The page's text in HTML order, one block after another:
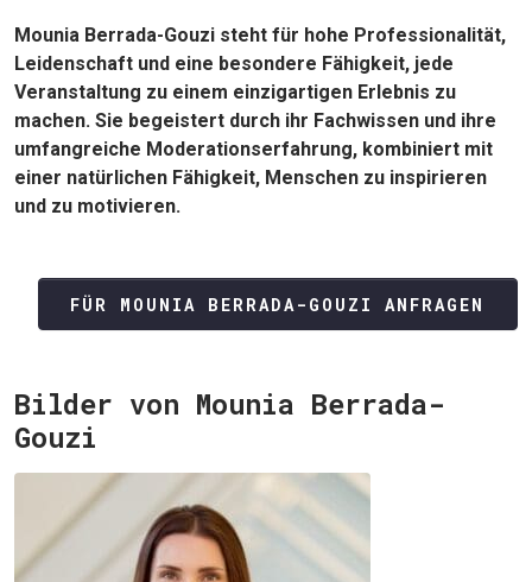
Mounia Berrada-Gouzi steht für hohe Professionalität,
Leidenschaft und eine besondere Fähigkeit, jede
Veranstaltung zu einem einzigartigen Erlebnis zu
machen. Sie begeistert durch ihr Fachwissen und ihre
umfangreiche Moderationserfahrung, kombiniert mit
einer natürlichen Fähigkeit, Menschen zu inspirieren
und zu motivieren.
FÜR MOUNIA BERRADA-GOUZI ANFRAGEN
Bilder von Mounia Berrada-
Gouzi
JETZT SUCHEN